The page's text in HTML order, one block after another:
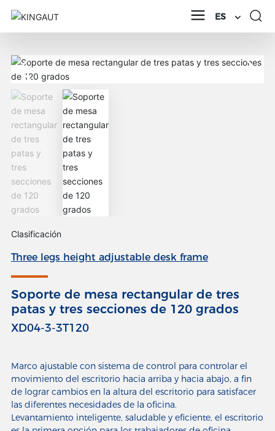
ES
Clasificación
Three legs height adjustable desk frame
Soporte de mesa rectangular de tres
patas y tres secciones de 120 grados
XD04-3-3T120
Marco ajustable con sistema de control para controlar el
movimiento del escritorio hacia arriba y hacia abajo, a fin
de lograr cambios en la altura del escritorio para satisfacer
las diferentes necesidades de la oficina.
Levantamiento inteligente, saludable y eficiente, el escritorio